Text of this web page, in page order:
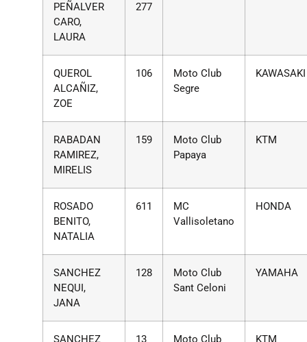
PEÑALVER
CARO,
LAURA
277
QUEROL
ALCAÑIZ,
ZOE
106
Moto Club
Segre
KAWASAKI
RABADAN
RAMIREZ,
MIRELIS
159
Moto Club
Papaya
KTM
ROSADO
BENITO,
NATALIA
611
MC
Vallisoletano
HONDA
SANCHEZ
NEQUI,
JANA
128
Moto Club
Sant Celoni
YAMAHA
SANCHEZ
13
Moto Club
KTM